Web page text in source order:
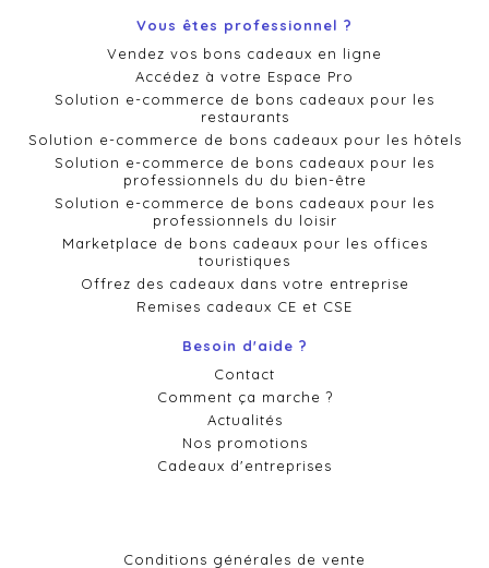
Vous êtes professionnel ?
Vendez vos bons cadeaux en ligne
Accédez à votre Espace Pro
Solution e-commerce de bons cadeaux pour les
restaurants
Solution e-commerce de bons cadeaux pour les hôtels
Solution e-commerce de bons cadeaux pour les
professionnels du du bien-être
Solution e-commerce de bons cadeaux pour les
professionnels du loisir
Marketplace de bons cadeaux pour les offices
touristiques
Offrez des cadeaux dans votre entreprise
Remises cadeaux CE et CSE
Besoin d'aide ?
Contact
Comment ça marche ?
Actualités
Nos promotions
Cadeaux d'entreprises
Conditions générales de vente